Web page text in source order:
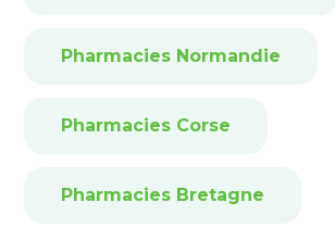
Pharmacies Normandie
Pharmacies Corse
Pharmacies Bretagne